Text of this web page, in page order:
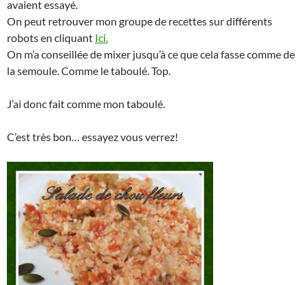
avaient essayé.
On peut retrouver mon groupe de recettes sur différents
robots en cliquant Ici.
On m’a conseillée de mixer jusqu’à ce que cela fasse comme de
la semoule. Comme le taboulé. Top.
J’ai donc fait comme mon taboulé.
C’est très bon… essayez vous verrez!